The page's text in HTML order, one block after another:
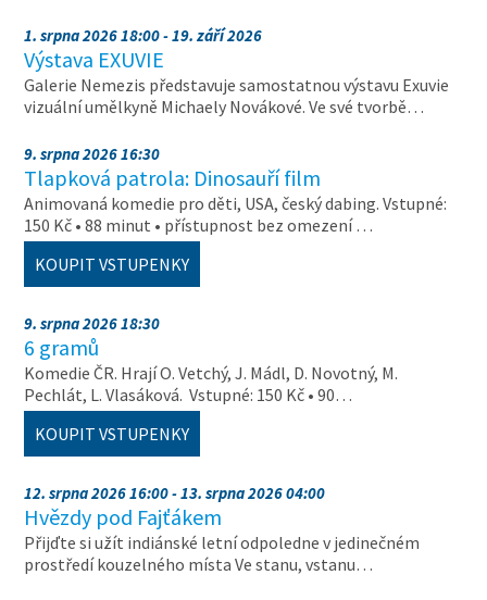
1. srpna 2026 18:00 - 19. září 2026
Výstava EXUVIE
Galerie Nemezis představuje samostatnou výstavu Exuvie
vizuální umělkyně Michaely Novákové. Ve své tvorbě…
9. srpna 2026 16:30
Tlapková patrola: Dinosauří film
Animovaná komedie pro děti, USA, český dabing. Vstupné:
150 Kč • 88 minut • přístupnost bez omezení …
KOUPIT VSTUPENKY
9. srpna 2026 18:30
6 gramů
Komedie ČR. Hrají O. Vetchý, J. Mádl, D. Novotný, M.
Pechlát, L. Vlasáková. Vstupné: 150 Kč • 90…
KOUPIT VSTUPENKY
12. srpna 2026 16:00 - 13. srpna 2026 04:00
Hvězdy pod Fajťákem
Přijďte si užít indiánské letní odpoledne v jedinečném
prostředí kouzelného místa Ve stanu, vstanu…